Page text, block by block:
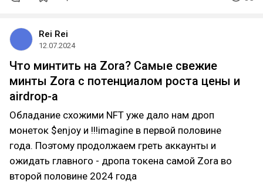
Rei Rei
12.07.2024
Что минтить на Zora? Самые свежие
минты Zora с потенциалом роста цены и
airdrop-а
Обладание схожими NFT уже дало нам дроп
монеток $enjoy и !!!imagine в первой половине
года. Поэтому продолжаем греть аккаунты и
ожидать главного - дропа токена самой Zora во
второй половине 2024 года